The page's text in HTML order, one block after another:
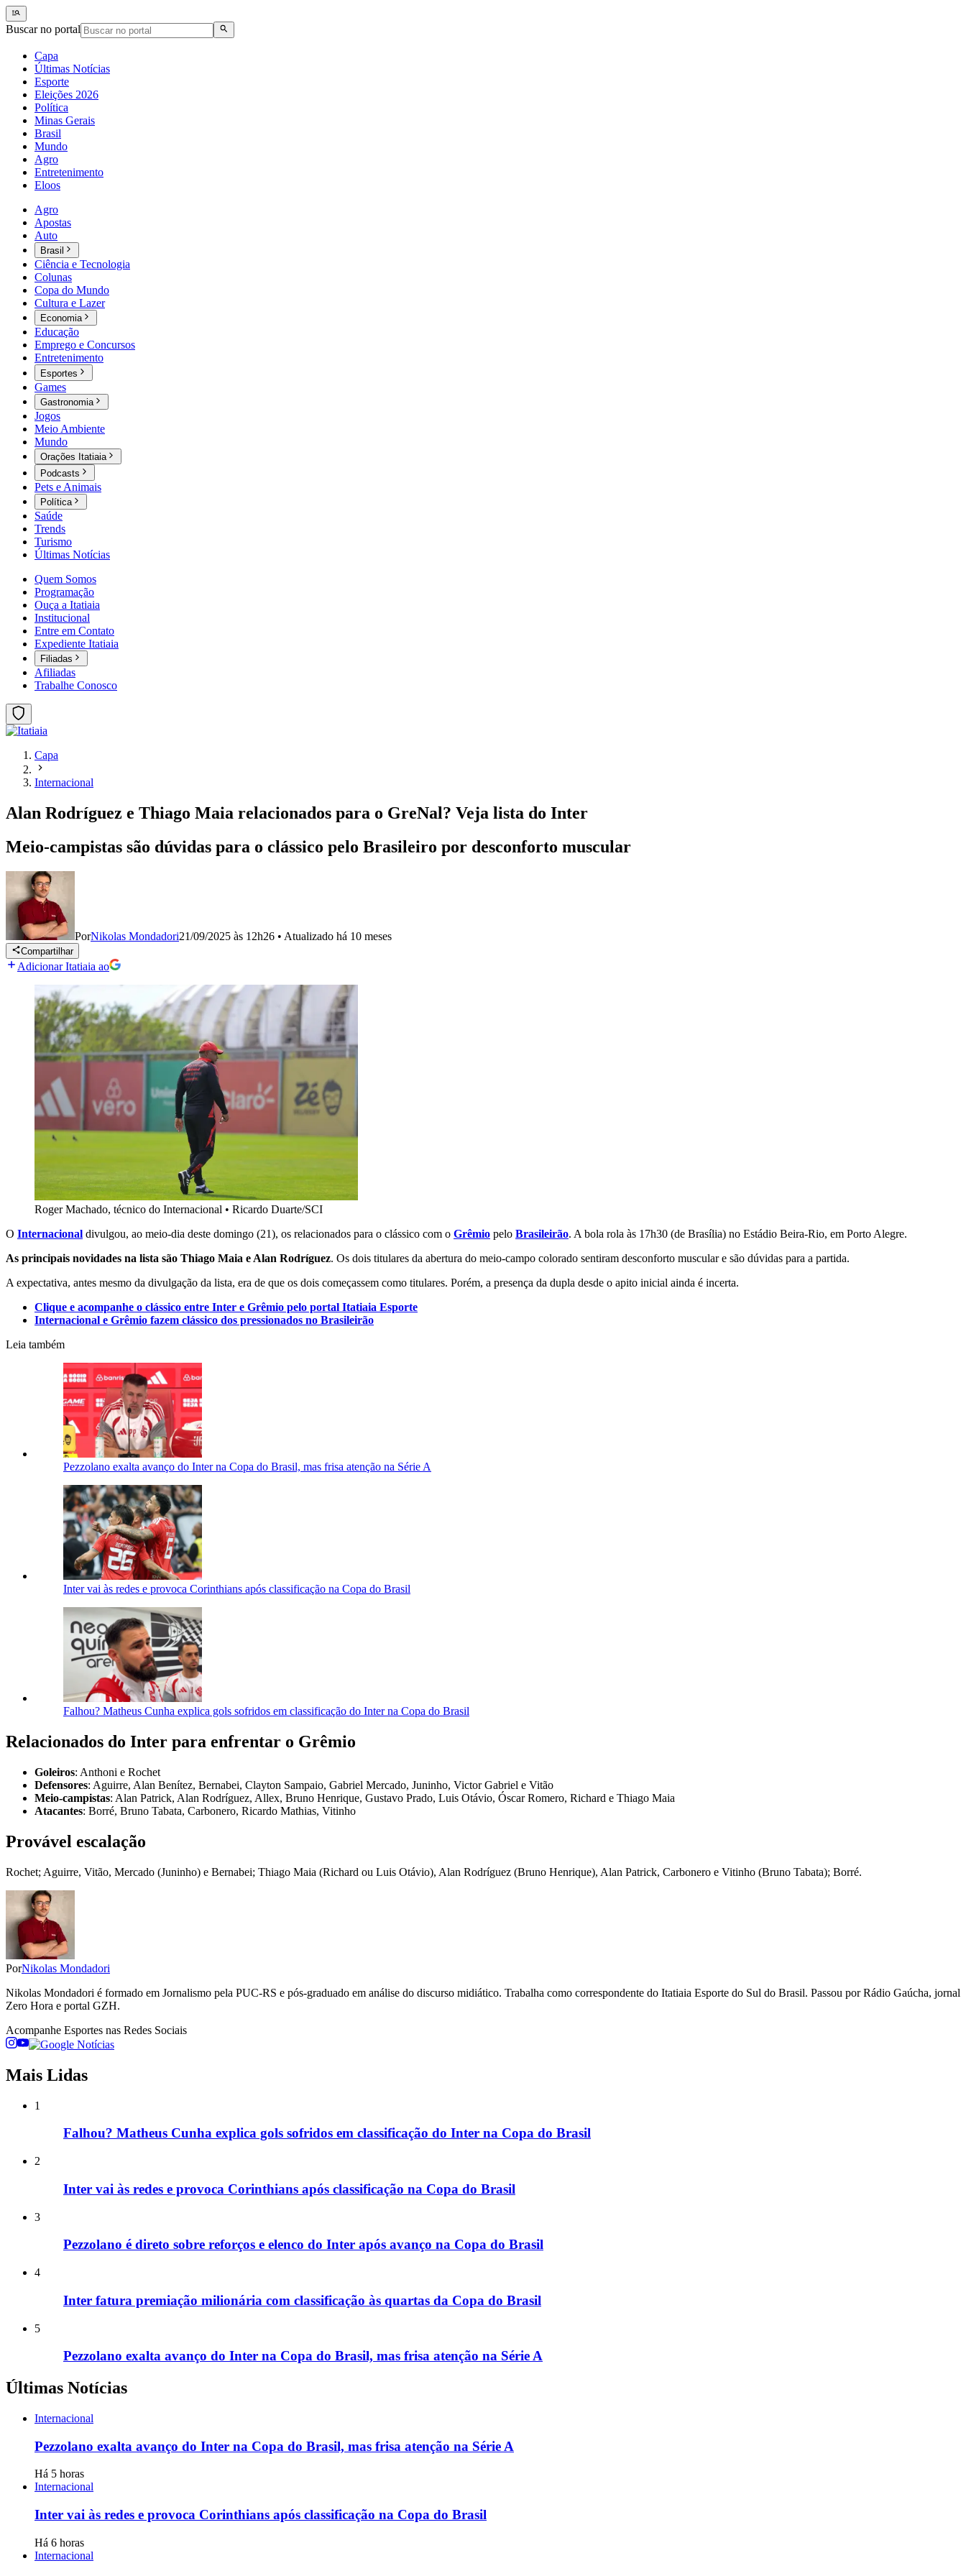
Buscar no portal
Capa
Últimas Notícias
Esporte
Eleições 2026
Política
Minas Gerais
Brasil
Mundo
Agro
Entretenimento
Eloos
Agro
Apostas
Auto
Brasil
Ciência e Tecnologia
Colunas
Copa do Mundo
Cultura e Lazer
Economia
Educação
Emprego e Concursos
Entretenimento
Esportes
Games
Gastronomia
Jogos
Meio Ambiente
Mundo
Orações Itatiaia
Podcasts
Pets e Animais
Política
Saúde
Trends
Turismo
Últimas Notícias
Quem Somos
Programação
Ouça a Itatiaia
Institucional
Entre em Contato
Expediente Itatiaia
Filiadas
Afiliadas
Trabalhe Conosco
Capa
Internacional
Alan Rodríguez e Thiago Maia relacionados para o GreNal? Veja lista do Inter
Meio-campistas são dúvidas para o clássico pelo Brasileiro por desconforto muscular
PorNikolas Mondadori21/09/2025 às 12h26 • Atualizado há 10 meses
Compartilhar
Adicionar Itatiaia ao
Roger Machado, técnico do Internacional • Ricardo Duarte/SCI
O Internacional divulgou, ao meio-dia deste domingo (21), os relacionados para o clássico com o Grêmio pelo Brasileirão. A bola rola às 17h30 (de Brasília) no Estádio Beira-Rio, em Porto Alegre.
As principais novidades na lista são Thiago Maia e Alan Rodríguez. Os dois titulares da abertura do meio-campo colorado sentiram desconforto muscular e são dúvidas para a partida.
A expectativa, antes mesmo da divulgação da lista, era de que os dois começassem como titulares. Porém, a presença da dupla desde o apito inicial ainda é incerta.
Clique e acompanhe o clássico entre Inter e Grêmio pelo portal Itatiaia Esporte
Internacional e Grêmio fazem clássico dos pressionados no Brasileirão
Leia também
Pezzolano exalta avanço do Inter na Copa do Brasil, mas frisa atenção na Série A
Inter vai às redes e provoca Corinthians após classificação na Copa do Brasil
Falhou? Matheus Cunha explica gols sofridos em classificação do Inter na Copa do Brasil
Relacionados do Inter para enfrentar o Grêmio
Goleiros: Anthoni e Rochet
Defensores: Aguirre, Alan Benítez, Bernabei, Clayton Sampaio, Gabriel Mercado, Juninho, Victor Gabriel e Vitão
Meio-campistas: Alan Patrick, Alan Rodríguez, Allex, Bruno Henrique, Gustavo Prado, Luis Otávio, Óscar Romero, Richard e Thiago Maia
Atacantes: Borré, Bruno Tabata, Carbonero, Ricardo Mathias, Vitinho
Provável escalação
Rochet; Aguirre, Vitão, Mercado (Juninho) e Bernabei; Thiago Maia (Richard ou Luis Otávio), Alan Rodríguez (Bruno Henrique), Alan Patrick, Carbonero e Vitinho (Bruno Tabata); Borré.
PorNikolas Mondadori
Nikolas Mondadori é formado em Jornalismo pela PUC-RS e pós-graduado em análise do discurso midiático. Trabalha como correspondente do Itatiaia Esporte do Sul do Brasil. Passou por Rádio Gaúcha, jornal
Zero Hora e portal GZH.
Acompanhe Esportes nas Redes Sociais
Mais Lidas
1
Falhou? Matheus Cunha explica gols sofridos em classificação do Inter na Copa do Brasil
2
Inter vai às redes e provoca Corinthians após classificação na Copa do Brasil
3
Pezzolano é direto sobre reforços e elenco do Inter após avanço na Copa do Brasil
4
Inter fatura premiação milionária com classificação às quartas da Copa do Brasil
5
Pezzolano exalta avanço do Inter na Copa do Brasil, mas frisa atenção na Série A
Últimas Notícias
Internacional
Pezzolano exalta avanço do Inter na Copa do Brasil, mas frisa atenção na Série A
Há 5 horas
Internacional
Inter vai às redes e provoca Corinthians após classificação na Copa do Brasil
Há 6 horas
Internacional